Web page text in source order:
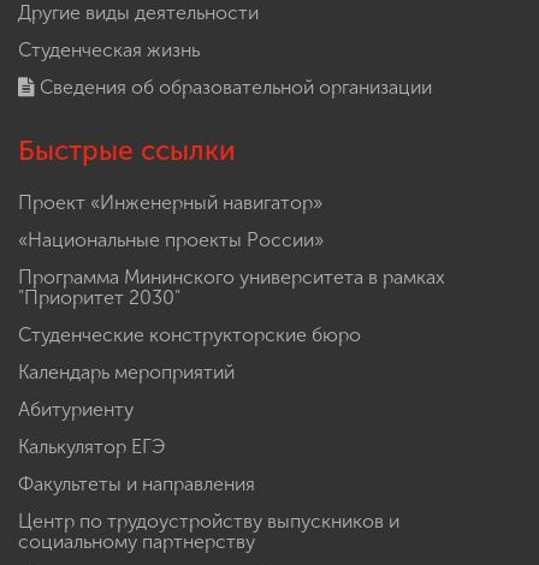
Другие виды деятельности
Студенческая жизнь
Сведения об образовательной организации
Быстрые ссылки
Проект «Инженерный навигатор»
«Национальные проекты России»
Программа Мининского университета в рамках
"Приоритет 2030"
Студенческие конструкторские бюро
Календарь мероприятий
Абитуриенту
Калькулятор ЕГЭ
Факультеты и направления
Центр по трудоустройству выпускников и
социальному партнерству